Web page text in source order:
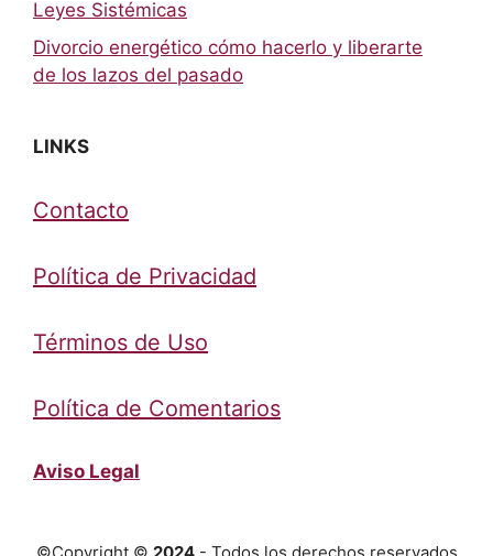
Leyes Sistémicas
Divorcio energético cómo hacerlo y liberarte
de los lazos del pasado
LINKS
Contacto
Política de Privacidad
Términos de Uso
Política de Comentarios
Aviso Legal
©Copyright © 2024- Todos los derechos reservados